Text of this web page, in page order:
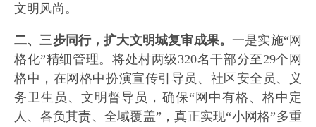
文明风尚。
二、三步同行，扩大文明城复审成果。一是实施“网
格化”精细管理。将处村两级320名干部分至29个网
格中，在网格中扮演宣传引导员、社区安全员、义
务卫生员、文明督导员，确保“网中有格、格中定
人、各负其责、全域覆盖”，真正实现“小网格”多重